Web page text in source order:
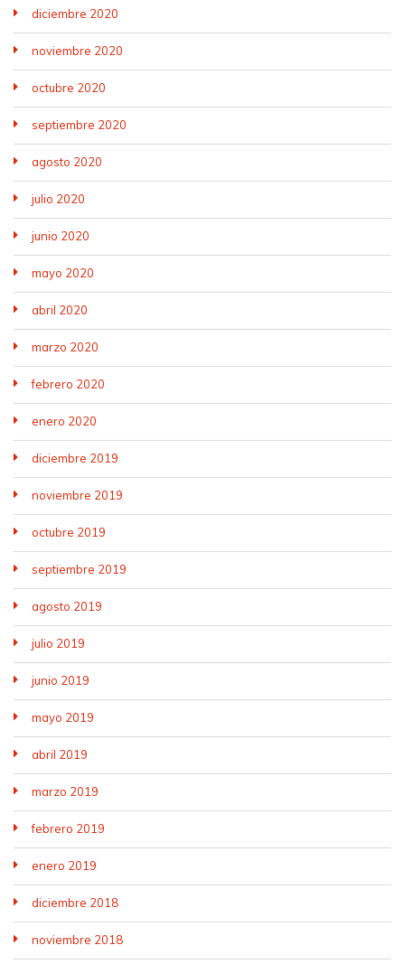
diciembre 2020
noviembre 2020
octubre 2020
septiembre 2020
agosto 2020
julio 2020
junio 2020
mayo 2020
abril 2020
marzo 2020
febrero 2020
enero 2020
diciembre 2019
noviembre 2019
octubre 2019
septiembre 2019
agosto 2019
julio 2019
junio 2019
mayo 2019
abril 2019
marzo 2019
febrero 2019
enero 2019
diciembre 2018
noviembre 2018